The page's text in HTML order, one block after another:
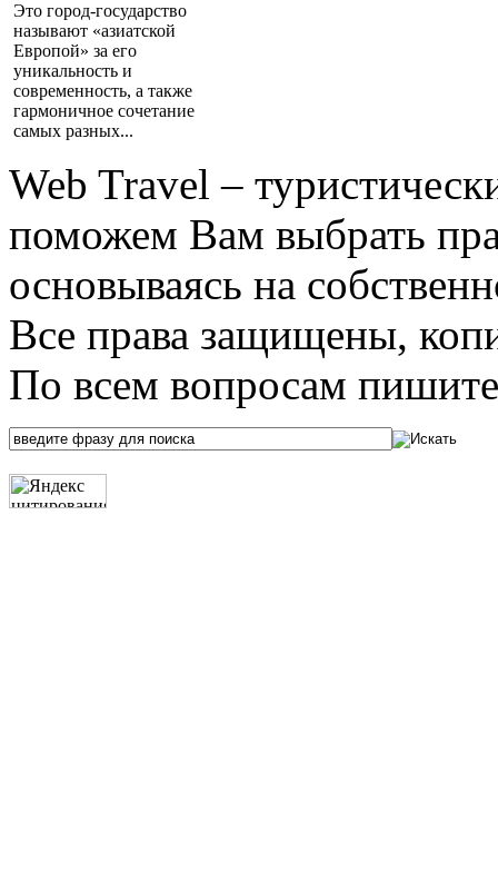
Это город-государство
называют «азиатской
Европой» за его
уникальность и
современность, а также
гармоничное сочетание
самых разных...
Web Travel –
поможем Вам выбрать
основываясь на
Все права защищены,
По всем вопросам